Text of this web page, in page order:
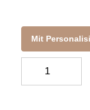
Mit